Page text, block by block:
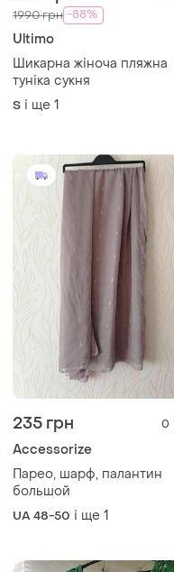
1990 грн -88%
Ultimo
Шикарна жіноча пляжна
туніка сукня
S і ще 1
235 грн 0
Accessorize
Парео, шарф, палантин
большой
UA 48-50 і ще 1